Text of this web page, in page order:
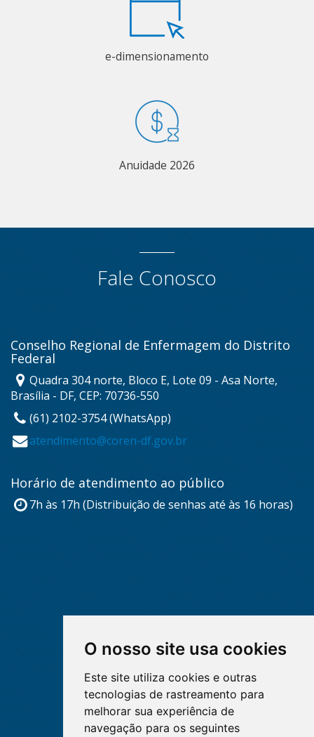
O nosso site usa cookies
Este site utiliza cookies e outras
tecnologias de rastreamento para
melhorar sua experiência de
navegação para os seguintes
e-dimensionamento
Anuidade 2026
Fale Conosco
Conselho Regional de Enfermagem do Distrito
Federal
Quadra 304 norte, Bloco E, Lote 09 - Asa Norte,
Brasília - DF, CEP: 70736-550
(61) 2102-3754 (WhatsApp)
atendimento@coren-df.gov.br
Horário de atendimento ao público
7h às 17h (Distribuição de senhas até às 16 horas)